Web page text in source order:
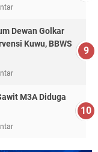
Dewan Golkar
Kuwu, BBWS
M3A Diduga